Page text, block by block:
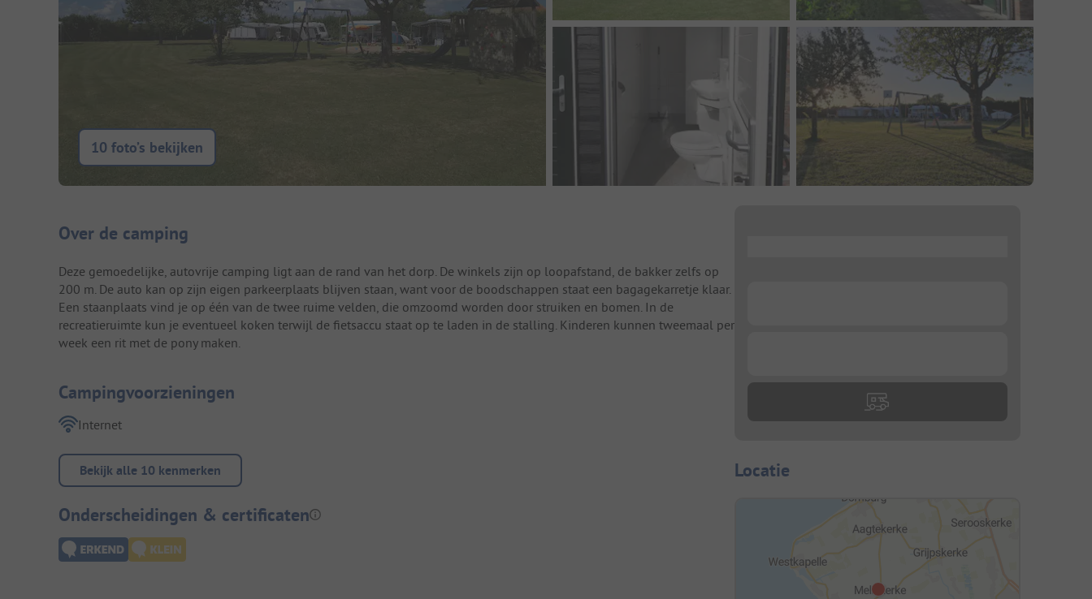
10 foto’s bekijken
Camping introductie
Over de camping
Deze gemoedelijke, autovrije camping ligt aan de rand van het dorp. De winkels zijn op loopafstand, de bakker zelfs op
200 m. De auto kan op zijn eigen parkeerplaats blijven staan, want voor de boodschappen staat een bagagekarretje klaar.
Een staanplaats vind je op één van de twee ruime velden, die omzoomd worden door struiken en bomen. In de
recreatieruimte kun je eventueel koken terwijl de fietsaccu staat op te laden in de stalling. Kinderen kunnen tweemaal per
week een rit met de pony maken.
Campingvoorzieningen
Internet
Bekijk alle 10 kenmerken
Onderscheidingen & certificaten
Locatie